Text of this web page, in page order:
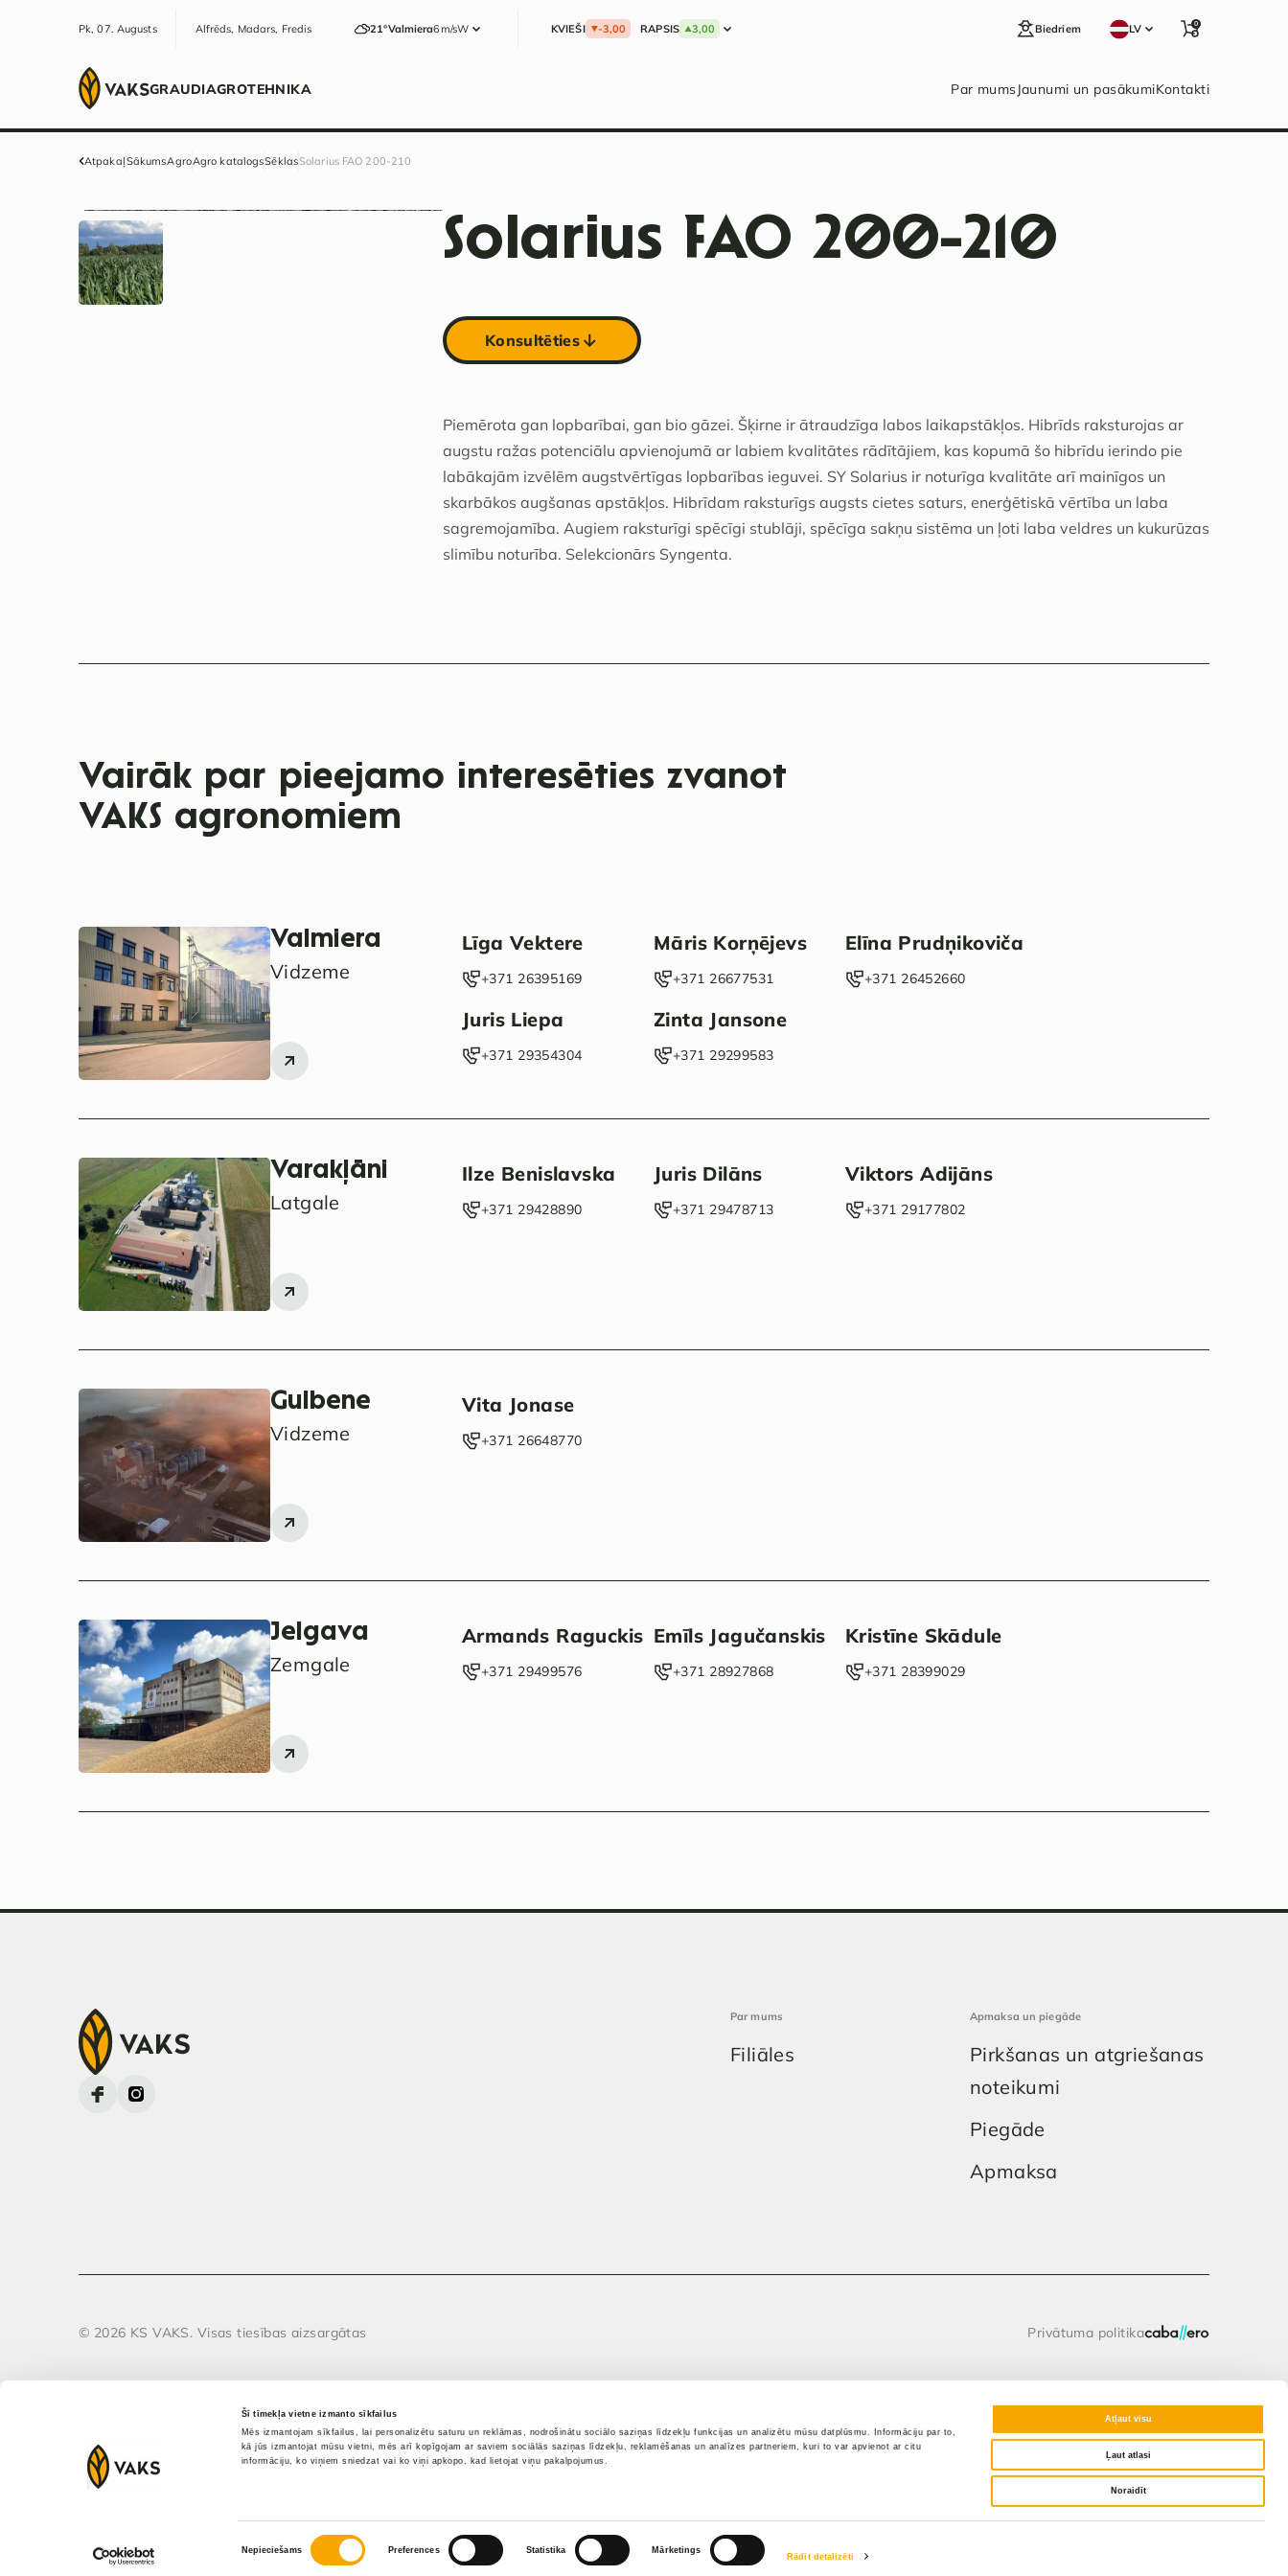
Šī tīmekļa vietne izmanto sīkfailus
Mēs izmantojam sīkfailus, lai personalizētu saturu un reklāmas, nodrošinātu sociālo saziņas līdzekļu funkcijas un analizētu mūsu datplūsmu. Informāciju par to,
kā jūs izmantojat mūsu vietni, mēs arī kopīgojam ar saviem sociālās saziņas līdzekļu, reklamēšanas un analīzes partneriem, kuri to var apvienot ar citu
informāciju, ko viņiem sniedzat vai ko viņi apkopo, kad lietojat viņu pakalpojumus.
Nepieciešams Preferences Statistika Mārketings
Rādīt detalizēti
Atļaut visu
Ļaut atlasi
Noraidīt
Pk, 07. Augusts Alfrēds, Madars, Fredis 21°Valmiera6m/sW KVIEŠI -3,00 RAPSIS 3,00 Biedriem LV 0
GRAUDIAGROTEHNIKA Par mumsJaunumi un pasākumiKontakti
AtpakaļSākumsAgroAgro katalogsSēklasSolarius FAO 200-210
Solarius FAO 200-210
Konsultēties
Piemērota gan lopbarībai, gan bio gāzei. Šķirne ir ātraudzīga labos laikapstākļos. Hibrīds raksturojas ar
augstu ražas potenciālu apvienojumā ar labiem kvalitātes rādītājiem, kas kopumā šo hibrīdu ierindo pie
labākajām izvēlēm augstvērtīgas lopbarības ieguvei. SY Solarius ir noturīga kvalitāte arī mainīgos un
skarbākos augšanas apstākļos. Hibrīdam raksturīgs augsts cietes saturs, enerģētiskā vērtība un laba
sagremojamība. Augiem raksturīgi spēcīgi stublāji, spēcīga sakņu sistēma un ļoti laba veldres un kukurūzas
slimību noturība. Selekcionārs Syngenta.
Vairāk par pieejamo interesēties zvanot
VAKS agronomiem
Valmiera
Vidzeme
Līga Vektere
‭+371 26395169‬
Māris Korņējevs
‭+371 26677531‬
Elīna Prudņikoviča
+371 26452660‬
Juris Liepa
‭+371 29354304‬
Zinta Jansone
+371 29299583
Varakļāni
Latgale
Ilze Benislavska
‭+371 29428890‬
Juris Dilāns
‭+371 29478713‬
Viktors Adijāns
‭+371 29177802‬
Gulbene
Vidzeme
Vita Jonase
‭+371 26648770‬
Jelgava
Zemgale
Armands Raguckis
‭+371 29499576‬
Emīls Jagučanskis
‭+371 28927868‬
Kristīne Skādule
‭+371 28399029‬
Par mums
Filiāles
Apmaksa un piegāde
Pirkšanas un atgriešanas
noteikumi
Piegāde
Apmaksa
© 2026 KS VAKS. Visas tiesības aizsargātas Privātuma politika